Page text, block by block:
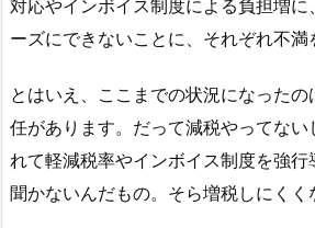
対応やインボイス制度による負担増に
ーズにできないことに、それぞれ不満
とはいえ、ここまでの状況になった
任があります。だって減税やってない
れて軽減税率やインボイス制度を強
聞かないんだもの。そら増税しにくく